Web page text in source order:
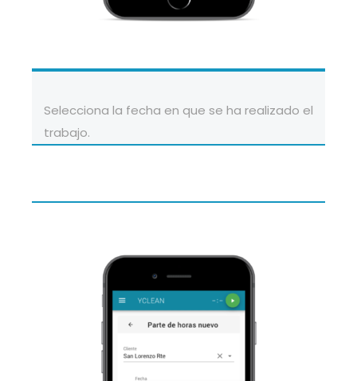
Selecciona la fecha en que se ha realizado el
trabajo.